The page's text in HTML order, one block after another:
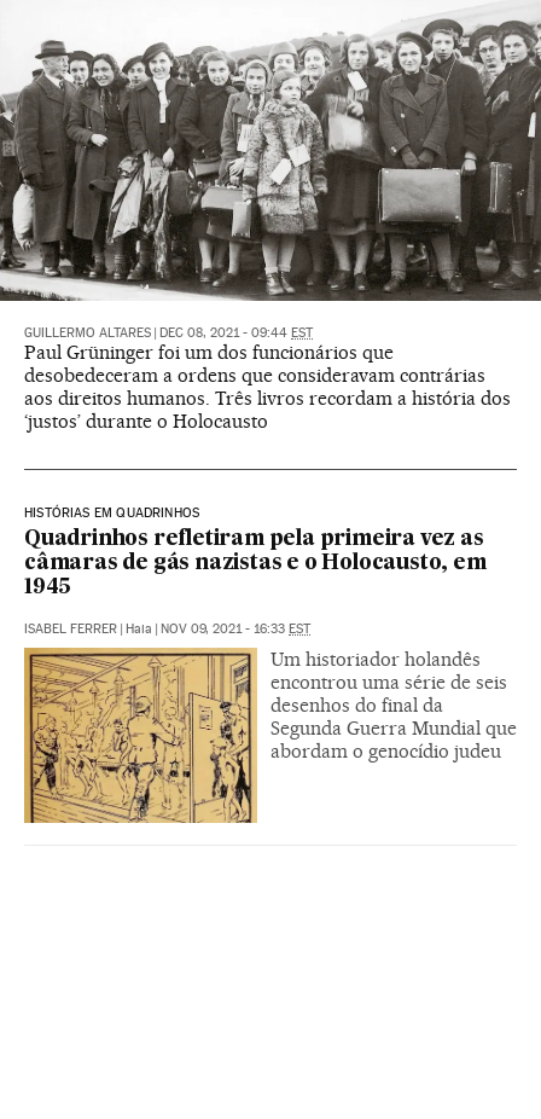
GUILLERMO ALTARES DEC 08, 2021 - 09:44 EST
Paul Grüninger foi um dos funcionários que
desobedeceram a ordens que consideravam contrárias
aos direitos humanos. Três livros recordam a história dos
‘justos’ durante o Holocausto
HISTÓRIAS EM QUADRINHOS
Quadrinhos refletiram pela primeira vez as
câmaras de gás nazistas e o Holocausto, em
1945
ISABEL FERRER Haia NOV 09, 2021 - 16:33 EST
Um historiador holandês
encontrou uma série de seis
desenhos do final da
Segunda Guerra Mundial que
abordam o genocídio judeu